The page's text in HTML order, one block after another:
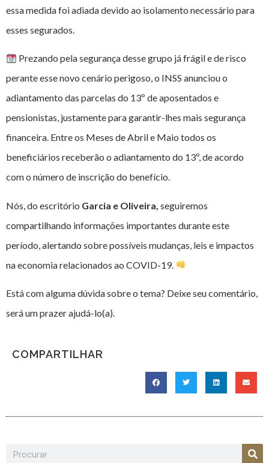
essa medida foi adiada devido ao isolamento necessário para
esses segurados.
Prezando pela segurança desse grupo já frágil e de risco
perante esse novo cenário perigoso, o INSS anunciou o
adiantamento das parcelas do 13º de aposentados e
pensionistas, justamente para garantir-lhes mais segurança
financeira. Entre os Meses de Abril e Maio todos os
beneficiários receberão o adiantamento do 13º, de acordo
com o número de inscrição do benefício.
Nós, do escritório Garcia e Oliveira, seguiremos
compartilhando informações importantes durante este
período, alertando sobre possíveis mudanças, leis e impactos
na economia relacionados ao COVID-19.
Está com alguma dúvida sobre o tema? Deixe seu comentário,
será um prazer ajudá-lo(a).
COMPARTILHAR